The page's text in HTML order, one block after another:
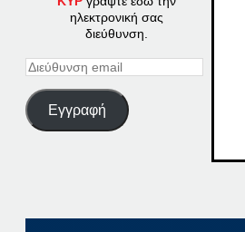
ηλεκτρονική σας
διεύθυνση.
Διεύθυνση
Εγγραφή